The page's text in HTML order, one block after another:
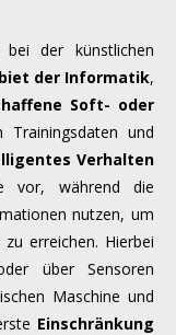
der künstlichen
der Informatik,
Soft- oder
und
Verhalten
vor, während die
nutzen, um
erreichen. Hierbei
über Sensoren
Maschine und
Einschränkung